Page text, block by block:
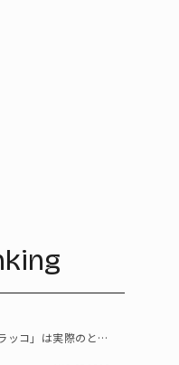
軽EV「ラッコ」は実際のところ売れているのか! BYDに最新の販売状況を聞く